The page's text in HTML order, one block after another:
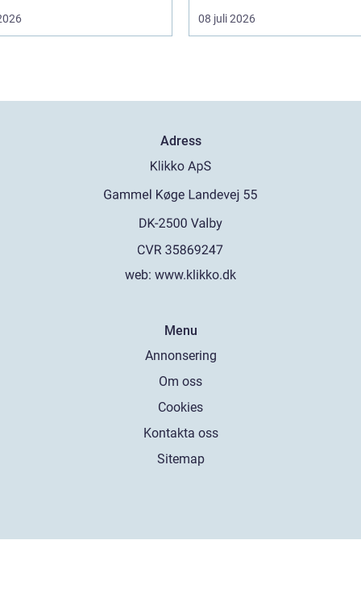
08 juli 2026
Adress
web: www.klikko.dk
Menu
Annonsering
Om oss
Cookies
Kontakta oss
Sitemap